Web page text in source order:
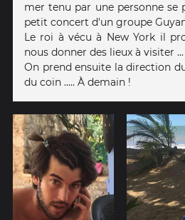
mer tenu par une personne
petit concert d'un groupe
Le roi à vécu à New York il
nous donner des lieux à visiter ...
On prend ensuite la direction
du coin ..... À demain !